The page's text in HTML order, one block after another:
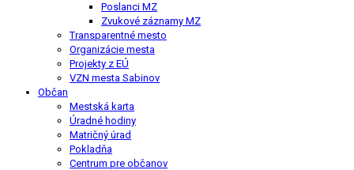
Poslanci MZ
Zvukové záznamy MZ
Transparentné mesto
Organizácie mesta
Projekty z EÚ
VZN mesta Sabinov
Občan
Mestská karta
Úradné hodiny
Matričný úrad
Pokladňa
Centrum pre občanov